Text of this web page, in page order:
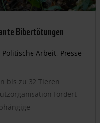
Bibertötungen
Politische Arbeit, Presse-
bis zu 32 Tieren
fordert